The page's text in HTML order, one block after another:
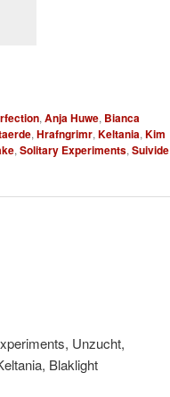
, Anja Huwe, Bianca
, Hrafngrimr, Keltania, Kim
, Solitary Experiments, Suivide
Unzucht,
Blaklight